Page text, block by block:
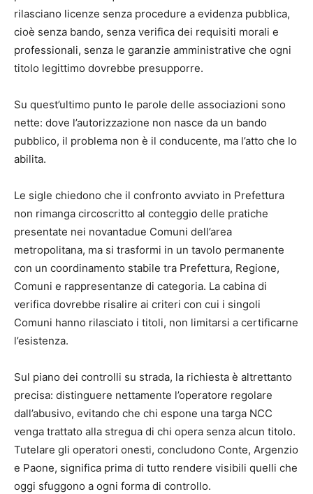
rilasciano licenze senza procedure a evidenza pubblica,
cioè senza bando, senza verifica dei requisiti morali e
professionali, senza le garanzie amministrative che ogni
titolo legittimo dovrebbe presupporre.
Su quest’ultimo punto le parole delle associazioni sono
nette: dove l’autorizzazione non nasce da un bando
pubblico, il problema non è il conducente, ma l’atto che lo
abilita.
Le sigle chiedono che il confronto avviato in Prefettura
non rimanga circoscritto al conteggio delle pratiche
presentate nei novantadue Comuni dell’area
metropolitana, ma si trasformi in un tavolo permanente
con un coordinamento stabile tra Prefettura, Regione,
Comuni e rappresentanze di categoria. La cabina di
verifica dovrebbe risalire ai criteri con cui i singoli
Comuni hanno rilasciato i titoli, non limitarsi a certificarne
l’esistenza.
Sul piano dei controlli su strada, la richiesta è altrettanto
precisa: distinguere nettamente l’operatore regolare
dall’abusivo, evitando che chi espone una targa NCC
venga trattato alla stregua di chi opera senza alcun titolo.
Tutelare gli operatori onesti, concludono Conte, Argenzio
e Paone, significa prima di tutto rendere visibili quelli che
oggi sfuggono a ogni forma di controllo.